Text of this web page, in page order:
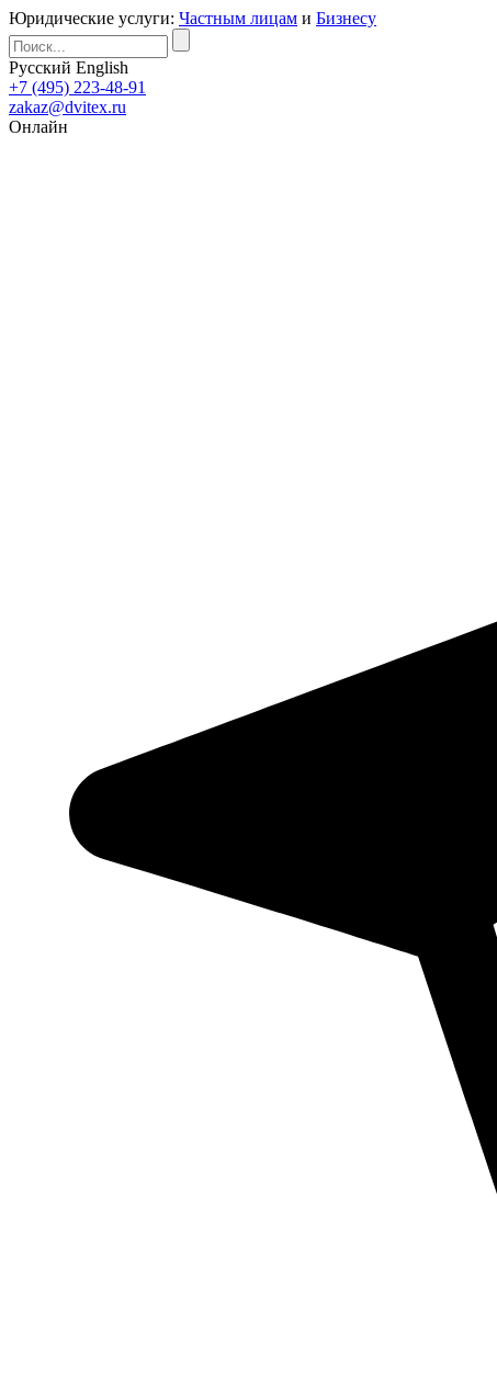
Юридические услуги: Частным лицам и Бизнесу
Русский English
+7 (495) 223-48-91
zakaz@dvitex.ru
Онлайн